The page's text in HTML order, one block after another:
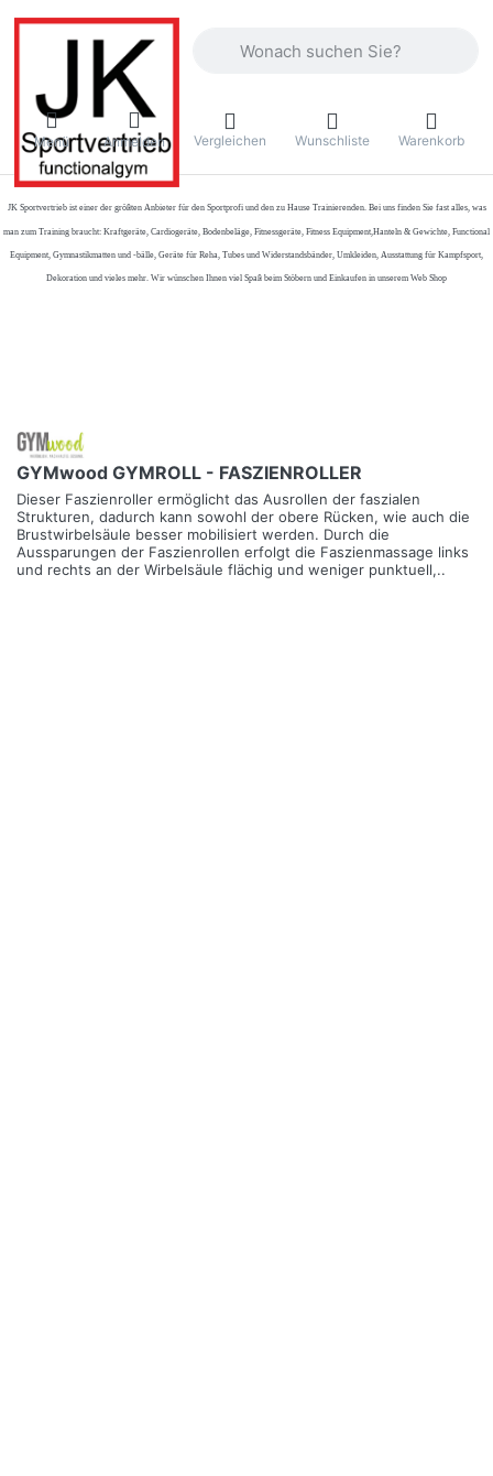
Menü Anmelden Vergleichen Wunschliste Warenkorb
JK Sportvertrieb ist einer der größten Anbieter für den Sportprofi und den zu Hause Trainierenden. Bei uns finden Sie fast alles, was
man zum Training braucht: Kraftgeräte, Cardiogeräte, Bodenbeläge, Fitnessgeräte, Fitness Equipment,Hanteln & Gewichte, Functional
Equipment, Gymnastikmatten und -bälle, Geräte für Reha, Tubes und Widerstandsbänder, Umkleiden, Ausstattung für Kampfsport,
Dekoration und vieles mehr. Wir wünschen Ihnen viel Spaß beim Stöbern und Einkaufen in unserem Web Shop
GYMwood GYMROLL - FASZIENROLLER
Dieser Faszienroller ermöglicht das Ausrollen der faszialen
Strukturen, dadurch kann sowohl der obere Rücken, wie auch die
Brustwirbelsäule besser mobilisiert werden. Durch die
Aussparungen der Faszienrollen erfolgt die Faszienmassage links
und rechts an der Wirbelsäule flächig und weniger punktuell,..